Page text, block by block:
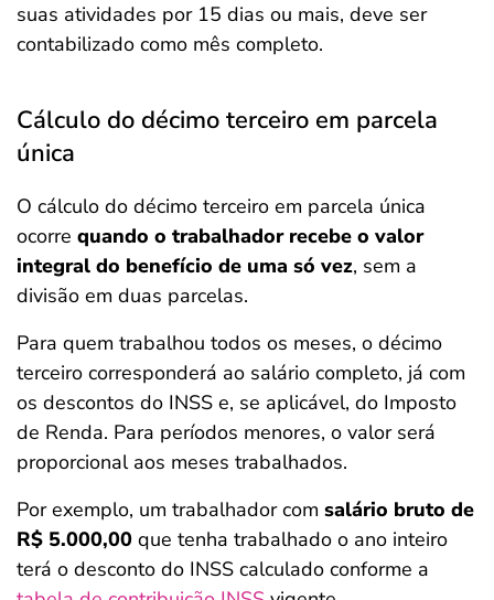
suas atividades por 15 dias ou mais, deve ser
contabilizado como mês completo.
Cálculo do décimo terceiro em parcela
única
O cálculo do décimo terceiro em parcela única
ocorre quando o trabalhador recebe o valor
integral do benefício de uma só vez, sem a
divisão em duas parcelas.
Para quem trabalhou todos os meses, o décimo
terceiro corresponderá ao salário completo, já com
os descontos do INSS e, se aplicável, do Imposto
de Renda. Para períodos menores, o valor será
proporcional aos meses trabalhados.
Por exemplo, um trabalhador com salário bruto de
R$ 5.000,00 que tenha trabalhado o ano inteiro
terá o desconto do INSS calculado conforme a